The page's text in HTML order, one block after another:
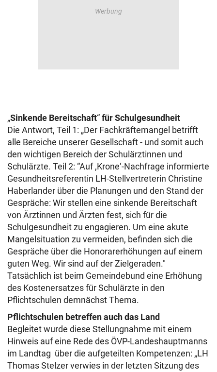
„Sinkende Bereitschaft“für Schulgesundheit
Die Antwort, Teil 1: „Der Fachkräftemangel betrifft
alle Bereiche unserer Gesellschaft - und somit auch
den wichtigen Bereich der Schulärztinnen und
Schulärzte. Teil 2: “Auf ,Krone‘-Nachfrage informierte
Gesundheitsreferentin LH-Stellvertreterin Christine
Haberlander über die Planungen und den Stand der
Gespräche: Wir stellen eine sinkende Bereitschaft
von Ärztinnen und Ärzten fest, sich für die
Schulgesundheit zu engagieren. Um eine akute
Mangelsituation zu vermeiden, befinden sich die
Gespräche über die Honorarerhöhungen auf einem
guten Weg. Wir sind auf der Zielgeraden."
Tatsächlich ist beim Gemeindebund eine Erhöhung
des Kostenersatzes für Schulärzte in den
Pflichtschulen demnächst Thema.
Pflichtschulen betreffen auch das Land
Begleitet wurde diese Stellungnahme mit einem
Hinweis auf eine Rede des ÖVP-Landeshauptmanns
im Landtag über die aufgeteilten Kompetenzen: „LH
Thomas Stelzer verwies in der letzten Sitzung des